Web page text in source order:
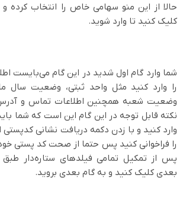
حالا از این منو سهامی خاص را انتخاب کرده
کلیک کنید تا وارد شوید.
شما وارد گام اول شدید در این گام می‌بایست
را وارد کنید مثل واحد ثبتی، وضعیت سال
وضعیت شعبه همچنین اطلاعات تماس و
نکته قابل توجه در این گام این است که شما
وارد کنید و با زدن دکمه دریافت نشانی
را فراخوانی کنید پس حتما از صحت کد پستی
پس از تمکیل تمامی فیلدهای ستاره‌دار
بعدی کلیک کنید و به گام بعدی بروید.